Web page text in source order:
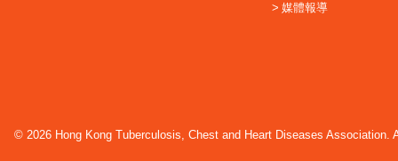
媒體報導
© 2026 Hong Kong Tuberculosis, Chest and Heart Diseases Association.